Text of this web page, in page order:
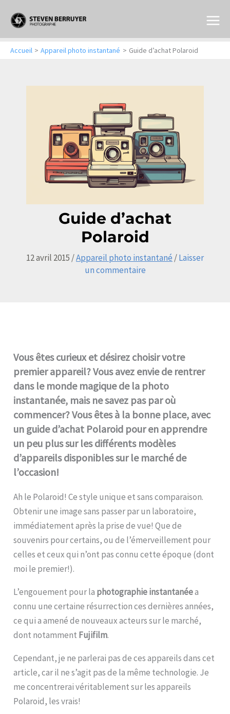
contenu
Accueil Appareil photo instantané Guide d’achat Polaroid
Guide d’achat
Polaroid
12 avril 2015 /Appareil photo instantané /Laisser
un commentaire
Vous êtes curieux et désirez choisir votre
premier appareil? Vous avez envie de rentrer
dans le monde magique de la photo
instantanée, mais ne savez pas par où
commencer? Vous êtes à la bonne place, avec
un guide d’achat Polaroid pour en apprendre
un peu plus sur les différents modèles
d’appareils disponibles sur le marché de
l’occasion!
Ah le Polaroid! Ce style unique et sans comparaison.
Obtenir une image sans passer par un laboratoire,
immédiatement après la prise de vue! Que de
souvenirs pour certains, ou de l’émerveillement pour
celles et ceux qui n’ont pas connu cette époque (dont
moi le premier!).
L’engouement pour la photographie instantanéea
connu une certaine résurrection ces dernières années,
ce qui a amené de nouveaux acteurs sur le marché,
dont notamment Fujifilm.
Cependant, je ne parlerai pas de ces appareils dans cet
article, car il ne s’agit pas de la même technologie. Je
me concentrerai véritablement sur les appareils
Polaroid, les vrais!